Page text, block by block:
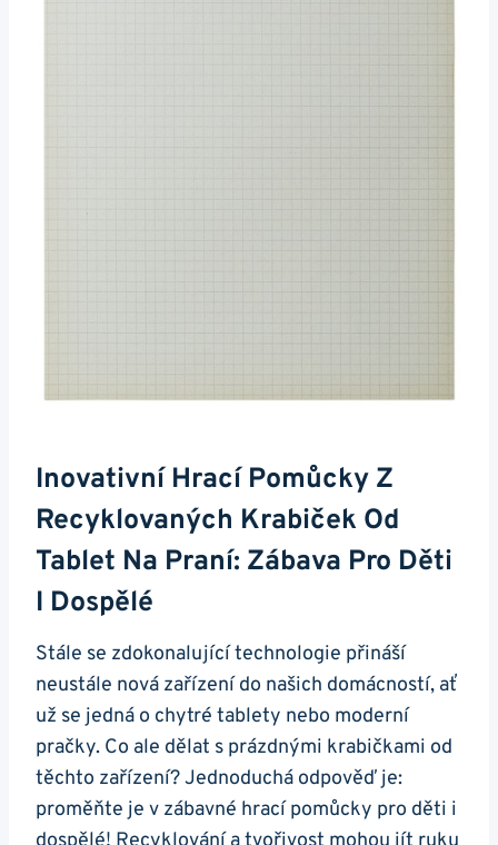
Inovativní Hrací Pomůcky Z
Recyklovaných Krabiček Od
Tablet Na Praní: Zábava‍ Pro⁤ Děti
I Dospělé
Stále se zdokonalující technologie přináší
neustále nová zařízení do našich domácností, ať
už se jedná o​ chytré tablety nebo moderní
pračky. Co ale dělat s prázdnými krabičkami od
těchto zařízení? Jednoduchá odpověď je:
proměňte je v ‍zábavné hrací pomůcky pro děti i